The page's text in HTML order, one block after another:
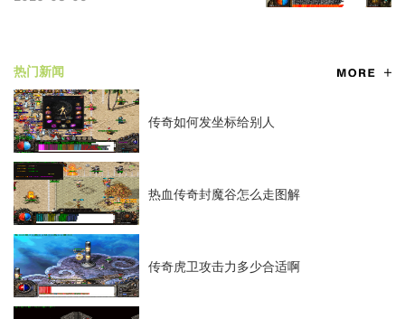
热门新闻
传奇如何发坐标给别人
热血传奇封魔谷怎么走图解
传奇虎卫攻击力多少合适啊